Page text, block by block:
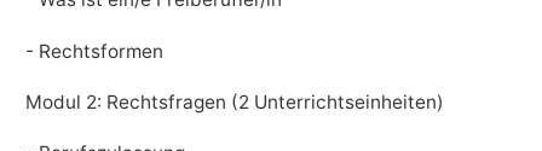
- Rechtsformen
Modul 2: Rechtsfragen (2 Unterrichtseinheiten)